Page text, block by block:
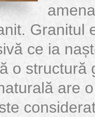
Granitul
ce ia
o structură
are